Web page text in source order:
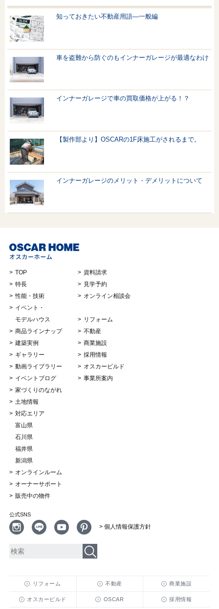
知っておきたい不動産用語—一般編
車を盗難から防ぐのもインナーガレージが最適なわけ
インナーガレージで車の買取価格が上がる！？
【製作部より】OSCARの1F床施工がされるまで。
インナーガレージのメリット・デメリットについて
TOP
特長
性能・技術
イベント・
モデルハウス
商品ラインナップ
建築実例
ギャラリー
動画ライブラリー
イベントブログ
家づくりのながれ
土地情報
対応エリア
富山県
石川県
福井県
新潟県
オンラインルーム
オーナーサポート
販売中の物件
資料請求
見学予約
オンライン相談会
リフォーム
不動産
商業施設
採用情報
オスカービルド
事業所案内
公式SNS
> 個人情報保護方針
リフォーム 不動産 商業施設
オスカービルド OSCAR 採用情報